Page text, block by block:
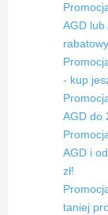
AGD lub
- kup
AGD do
AGD i
zł!
taniej